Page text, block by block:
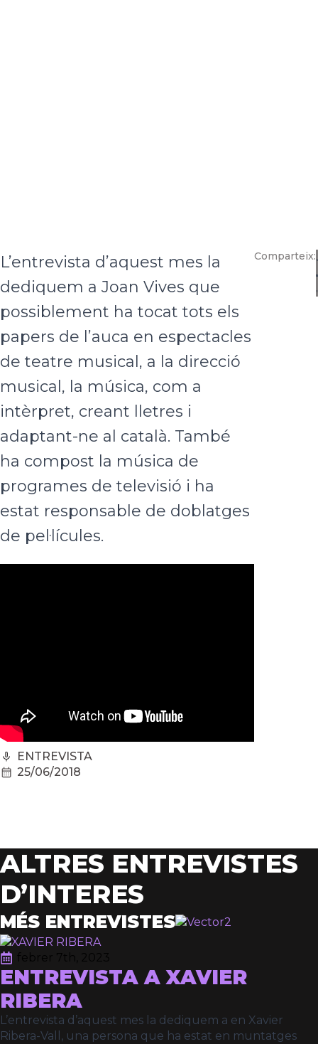
L’entrevista d’aquest mes la
dediquem a Joan Vives que
possiblement ha tocat tots els
papers de l’auca en espectacles
de teatre musical, a la direcció
musical, la música, com a
intèrpret, creant lletres i
adaptant-ne al català. També
ha compost la música de
programes de televisió i ha
estat responsable de doblatges
de pel·lícules.
ENTREVISTA
25/06/2018
Comparteix:
ALTRES ENTREVISTES
D’INTERES
MÉS ENTREVISTES
ENTREVISTA A XAVIER
RIBERA
L’entrevista d’aquest mes la dediquem a en Xavier
Ribera-Vall, una persona que ha estat en muntatges